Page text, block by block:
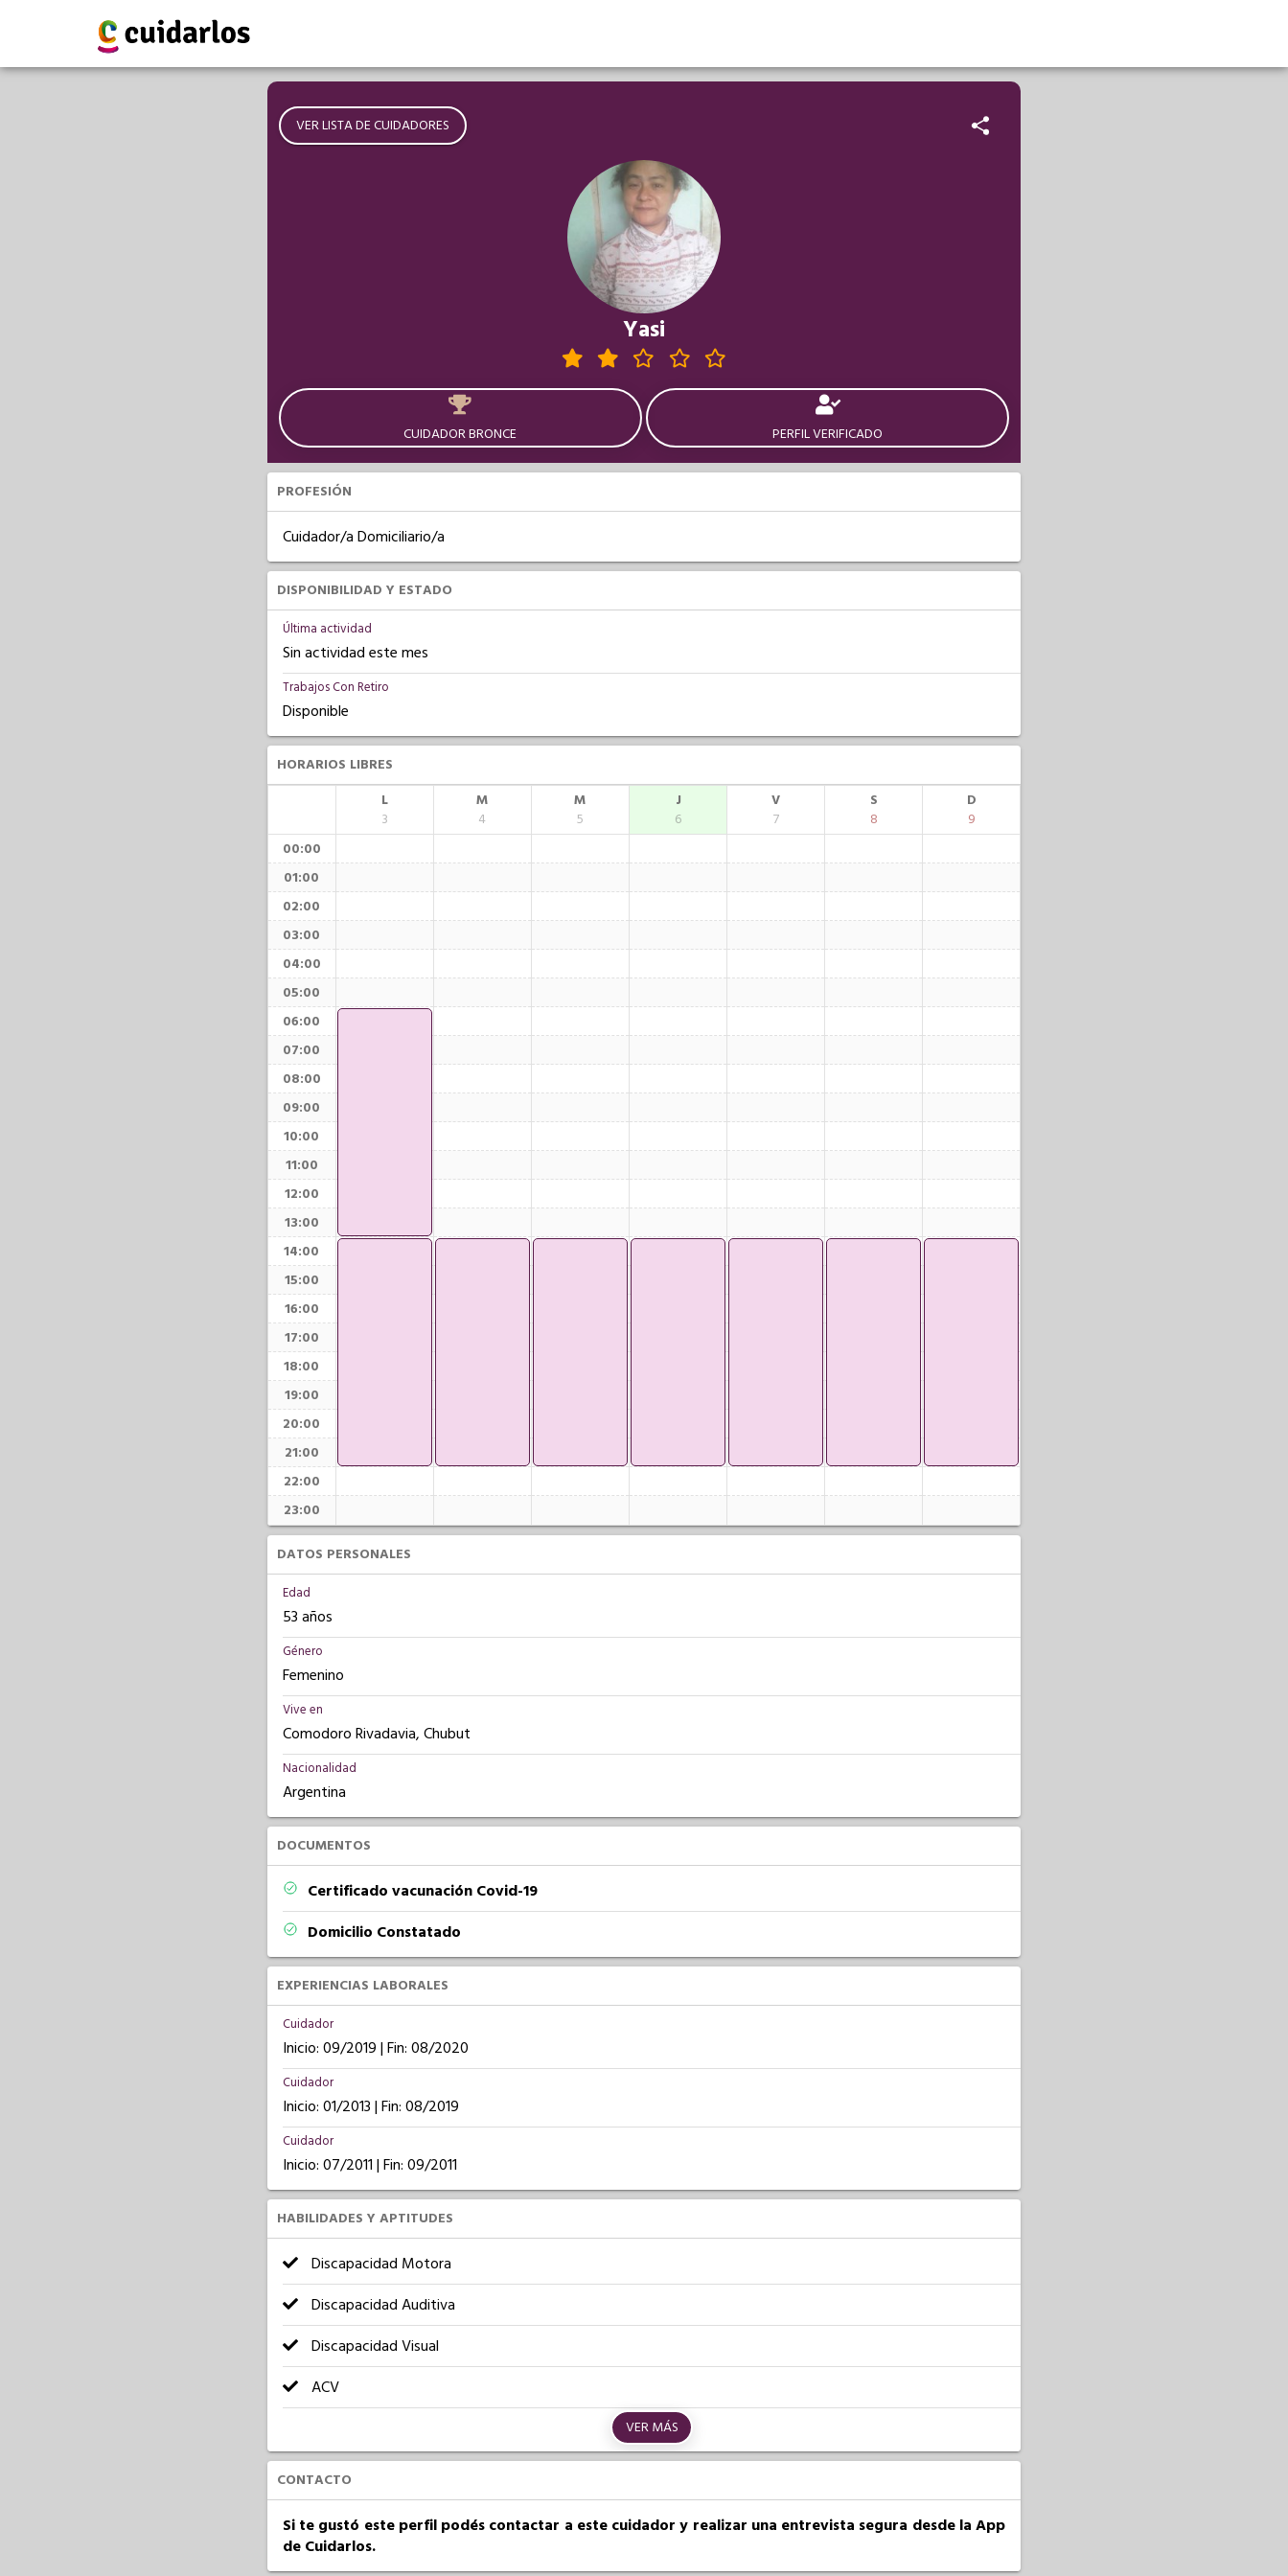
VER LISTA DE CUIDADORES
Yasi
CUIDADOR BRONCE PERFIL VERIFICADO
PROFESIÓN
Cuidador/a Domiciliario/a
DISPONIBILIDAD Y ESTADO
Última actividad
Sin actividad este mes
Trabajos Con Retiro
Disponible
HORARIOS LIBRES
L
3
M
4
M
5
J
6
V
7
S
8
D
9
00:00
01:00
02:00
03:00
04:00
05:00
06:00
07:00
08:00
09:00
10:00
11:00
12:00
13:00
14:00
15:00
16:00
17:00
18:00
19:00
20:00
21:00
22:00
23:00
DATOS PERSONALES
Edad
53 años
Género
Femenino
Vive en
Comodoro Rivadavia, Chubut
Nacionalidad
Argentina
DOCUMENTOS
Certificado vacunación Covid-19
Domicilio Constatado
EXPERIENCIAS LABORALES
Cuidador
Inicio: 09/2019 | Fin: 08/2020
Cuidador
Inicio: 01/2013 | Fin: 08/2019
Cuidador
Inicio: 07/2011 | Fin: 09/2011
HABILIDADES Y APTITUDES
Discapacidad Motora
Discapacidad Auditiva
Discapacidad Visual
ACV
VER MÁS
CONTACTO
Si te gustó este perfil podés contactar a este cuidador y realizar una entrevista segura desde la App
de Cuidarlos.